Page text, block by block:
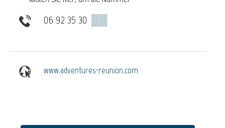
06 92 35 30 ▒▒
www.adventures-reunion.com